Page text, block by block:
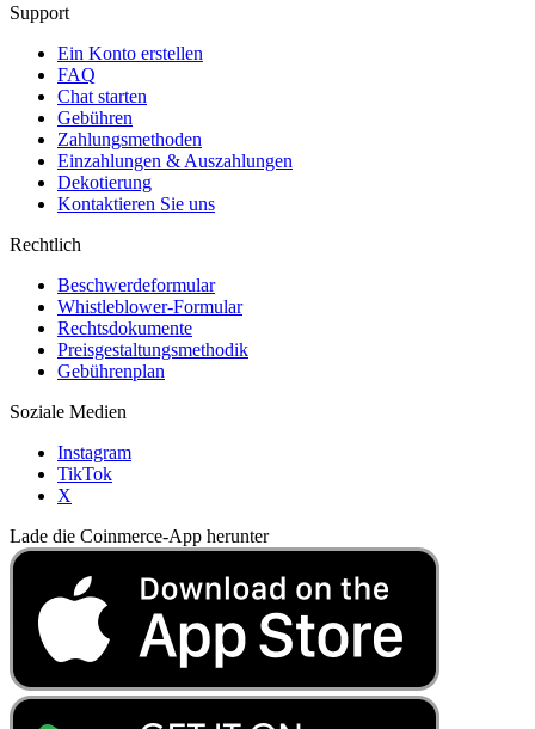
Support
Ein Konto erstellen
FAQ
Chat starten
Gebühren
Zahlungsmethoden
Einzahlungen & Auszahlungen
Dekotierung
Kontaktieren Sie uns
Rechtlich
Beschwerdeformular
Whistleblower-Formular
Rechtsdokumente
Preisgestaltungsmethodik
Gebührenplan
Soziale Medien
Instagram
TikTok
X
Lade die Coinmerce-App herunter